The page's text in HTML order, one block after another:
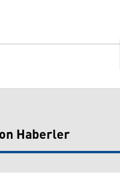
Haberler